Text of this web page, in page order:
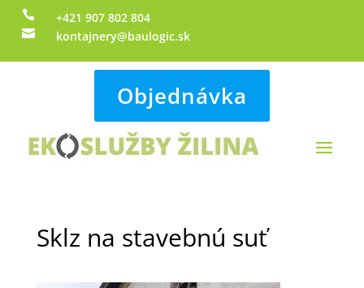
 +421 907 802 804
 kontajnery@baulogic.sk
Objednávka
Sklz na stavebnú suť